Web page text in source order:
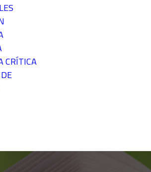
CRÍTICA